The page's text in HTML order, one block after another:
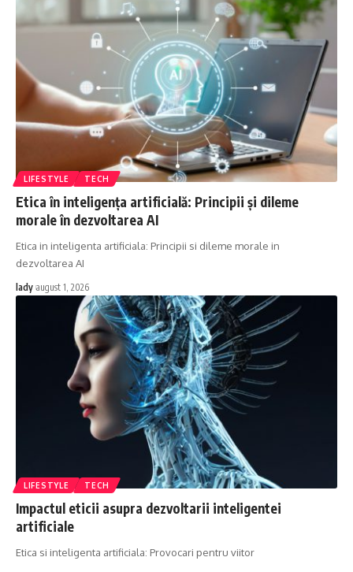
LIFESTYLE TECH
Etica în inteligența artificială: Principii și dileme
morale în dezvoltarea AI
Etica in inteligenta artificiala: Principii si dileme morale in
dezvoltarea AI
lady august 1, 2026
LIFESTYLE TECH
Impactul eticii asupra dezvoltarii inteligentei
artificiale
Etica si inteligenta artificiala: Provocari pentru viitor